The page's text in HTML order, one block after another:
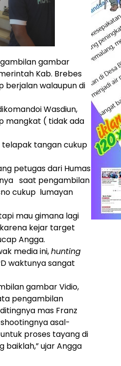
gambar
Kab. Brebes
berjalan walaupun di
Wasdiun,
mangkat ( tidak ada
telapak tangan cukup
petugas dari Humas
saat pengambilan
cukup lumayan
mau gimana lagi
kejar target
Angga.
media ini,hunting
waktunya sangat
gambar Vidio,
pengambilan
mas Franz
asal-
proses tayang di
baiklah,” ujar Angga